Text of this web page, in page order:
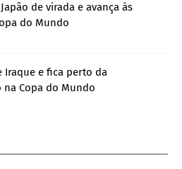
de virada e avança às
do Mundo
Iraque e fica perto da
na Copa do Mundo